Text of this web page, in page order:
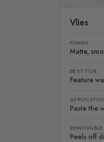
Vlies
FINISH
Matte,
BEST FOR
Feature
Paste the
REMOVABLE
Peels off